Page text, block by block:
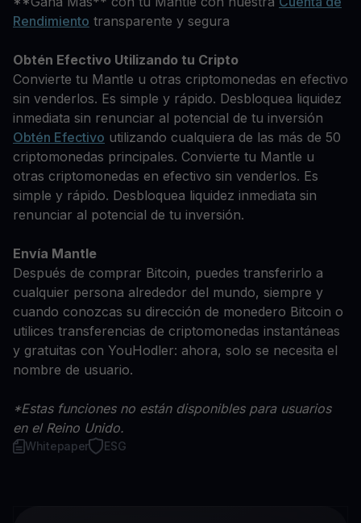
Rendimiento transparente y segura
Obtén Efectivo Utilizando tu Cripto
Convierte tu Mantle u otras criptomonedas en efectivo
sin venderlos. Es simple y rápido. Desbloquea liquidez
inmediata sin renunciar al potencial de tu inversión
Obtén Efectivo utilizando cualquiera de las más de 50
criptomonedas principales. Convierte tu Mantle u
otras criptomonedas en efectivo sin venderlos. Es
simple y rápido. Desbloquea liquidez inmediata sin
renunciar al potencial de tu inversión.
Envía Mantle
Después de comprar Bitcoin, puedes transferirlo a
cualquier persona alrededor del mundo, siempre y
cuando conozcas su dirección de monedero Bitcoin o
utilices transferencias de criptomonedas instantáneas
y gratuitas con YouHodler: ahora, solo se necesita el
nombre de usuario.
*Estas funciones no están disponibles para usuarios
en el Reino Unido.
Whitepaper ESG